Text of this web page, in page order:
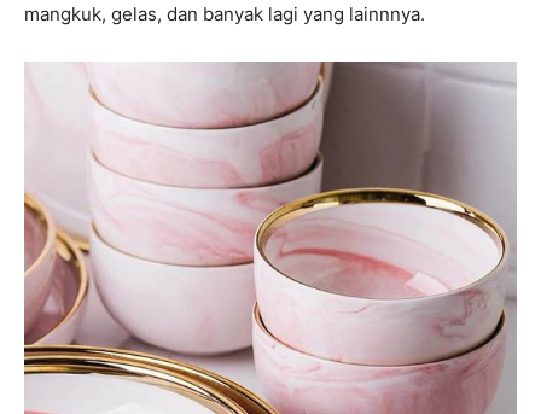
mangkuk, gelas, dan banyak lagi yang lainnnya.